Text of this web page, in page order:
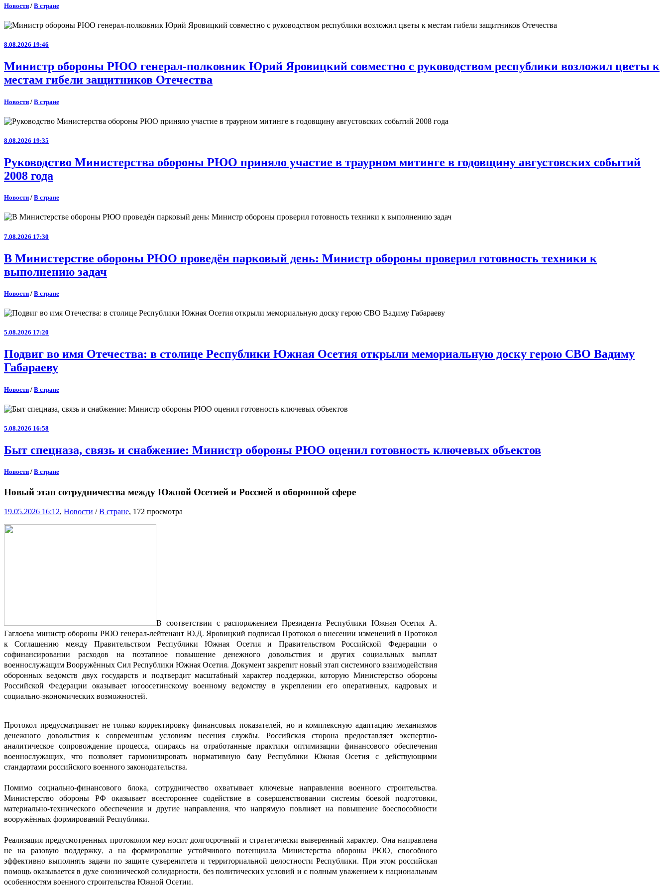
Новости / В стране
8.08.2026 19:46
Министр обороны РЮО генерал-полковник Юрий Яровицкий совместно с руководством республики возложил цветы к
местам гибели защитников Отечества
Новости / В стране
8.08.2026 19:35
Руководство Министерства обороны РЮО приняло участие в траурном митинге в годовщину августовских событий
2008 года
Новости / В стране
7.08.2026 17:30
В Министерстве обороны РЮО проведён парковый день: Министр обороны проверил готовность техники к
выполнению задач
Новости / В стране
5.08.2026 17:20
Подвиг во имя Отечества: в столице Республики Южная Осетия открыли мемориальную доску герою СВО Вадиму
Габараеву
Новости / В стране
5.08.2026 16:58
Быт спецназа, связь и снабжение: Министр обороны РЮО оценил готовность ключевых объектов
Новости / В стране
Новый этап сотрудничества между Южной Осетией и Россией в оборонной сфере
19.05.2026 16:12, Новости /В стране, 172 просмотра
В соответствии с распоряжением Президента Республики Южная Осетия А.
Гаглоева министр обороны РЮО генерал-лейтенант Ю.Д. Яровицкий подписал Протокол о внесении изменений в Протокол
к Соглашению между Правительством Республики Южная Осетия и Правительством Российской Федерации о
софинансировании расходов на поэтапное повышение денежного довольствия и других социальных выплат
военнослужащим Вооружённых Сил Республики Южная Осетия. Документ закрепит новый этап системного взаимодействия
оборонных ведомств двух государств и подтвердит масштабный характер поддержки, которую Министерство обороны
Российской Федерации оказывает югоосетинскому военному ведомству в укреплении его оперативных, кадровых и
социально-экономических возможностей.
Протокол предусматривает не только корректировку финансовых показателей, но и комплексную адаптацию механизмов
денежного довольствия к современным условиям несения службы. Российская сторона предоставляет экспертно-
аналитическое сопровождение процесса, опираясь на отработанные практики оптимизации финансового обеспечения
военнослужащих, что позволяет гармонизировать нормативную базу Республики Южная Осетия с действующими
стандартами российского военного законодательства.
Помимо социально-финансового блока, сотрудничество охватывает ключевые направления военного строительства.
Министерство обороны РФ оказывает всестороннее содействие в совершенствовании системы боевой подготовки,
материально-технического обеспечения и другие направления, что напрямую повлияет на повышение боеспособности
вооружённых формирований Республики.
Реализация предусмотренных протоколом мер носит долгосрочный и стратегически выверенный характер. Она направлена
не на разовую поддержку, а на формирование устойчивого потенциала Министерства обороны РЮО, способного
эффективно выполнять задачи по защите суверенитета и территориальной целостности Республики. При этом российская
помощь оказывается в духе союзнической солидарности, без политических условий и с полным уважением к национальным
особенностям военного строительства Южной Осетии.